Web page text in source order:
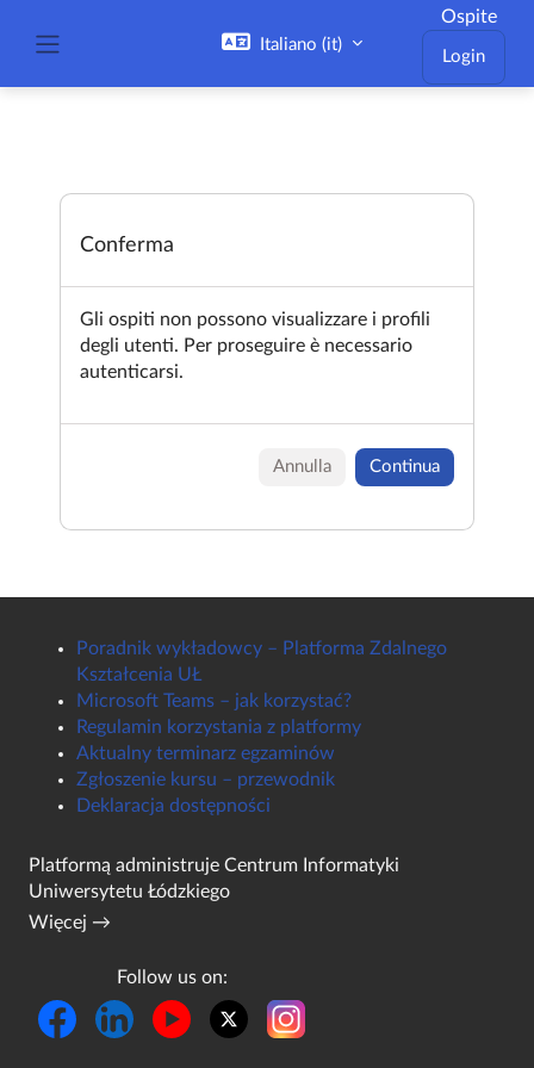
Italiano ‎(it)‎
Ospite
Login
Conferma
Gli ospiti non possono visualizzare i profili
degli utenti. Per proseguire è necessario
autenticarsi.
Annulla Continua
Poradnik wykładowcy – Platforma Zdalnego
Kształcenia UŁ
Microsoft Teams – jak korzystać?
Regulamin korzystania z platformy
Aktualny terminarz egzaminów
Zgłoszenie kursu – przewodnik
Deklaracja dostępności
Platformą administruje Centrum Informatyki
Uniwersytetu Łódzkiego
Więcej →
Follow us on: